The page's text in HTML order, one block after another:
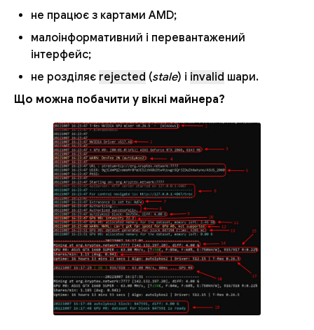
не працює з картами AMD;
малоінформативний і перевантажений
інтерфейс;
не розділяє rejected (stale) і invalid шари.
Що можна побачити у вікні майнера?